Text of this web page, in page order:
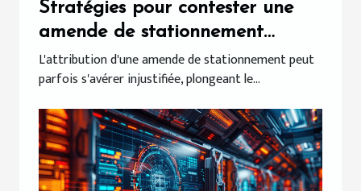
Stratégies pour contester une
amende de stationnement
abusivement attribuée
L'attribution d'une amende de stationnement peut
parfois s'avérer injustifiée, plongeant le...